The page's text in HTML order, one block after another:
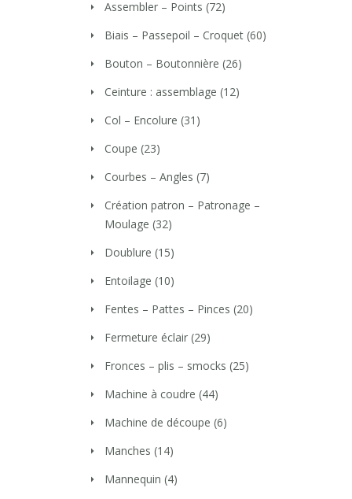
Assembler – Points (72)
Biais – Passepoil – Croquet (60)
Bouton – Boutonnière (26)
Ceinture : assemblage (12)
Col – Encolure (31)
Coupe (23)
Courbes – Angles (7)
Création patron – Patronage –
Moulage (32)
Doublure (15)
Entoilage (10)
Fentes – Pattes – Pinces (20)
Fermeture éclair (29)
Fronces – plis – smocks (25)
Machine à coudre (44)
Machine de découpe (6)
Manches (14)
Mannequin (4)